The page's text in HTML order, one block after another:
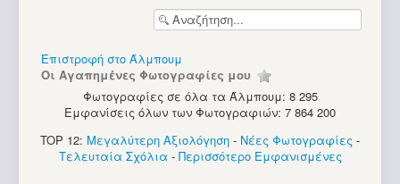
Επιστροφή στο Άλμπουμ
Οι Αγαπημένες Φωτογραφίες μου
Φωτογραφίες σε όλα τα Άλμπουμ: 8 295
Εμφανίσεις όλων των Φωτογραφιών: 7 864 200
TOP 12: Μεγαλύτερη Αξιολόγηση - Νέες Φωτογραφίες -
Τελευταία Σχόλια - Περισσότερο Εμφανισμένες